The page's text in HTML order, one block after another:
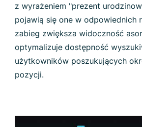
z wyrażeniem "prezent
pojawią się one w odpowiednich
zabieg zwiększa widoczność
optymalizuje dostępność
użytkowników poszukujących
pozycji.